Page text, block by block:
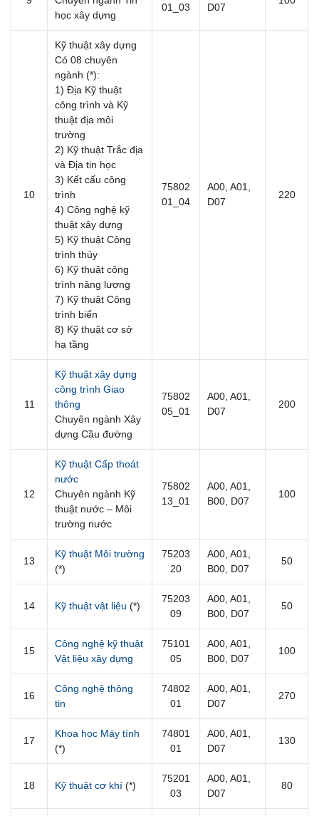
học xây dựng
01_03 D07
10
Kỹ thuật xây dựng
Có 08 chuyên
ngành (*):
1) Địa Kỹ thuật
công trình và Kỹ
thuật địa môi
trường
2) Kỹ thuật Trắc địa
và Địa tin học
3) Kết cấu công
trình
4) Công nghệ kỹ
thuật xây dựng
5) Kỹ thuật Công
trình thủy
6) Kỹ thuật công
trình năng lượng
7) Kỹ thuật Công
trình biển
8) Kỹ thuật cơ sở
hạ tầng
75802
01_04
A00, A01,
D07
220
11
Kỹ thuật xây dựng
công trình Giao
thông
Chuyên ngành Xây
dựng Cầu đường
75802
05_01
A00, A01,
D07
200
12
Kỹ thuật Cấp thoát
nước
Chuyên ngành Kỹ
thuật nước – Môi
trường nước
75802
13_01
A00, A01,
B00, D07
100
13
Kỹ thuật Môi trường
(*)
75203
20
A00, A01,
B00, D07
50
14 Kỹ thuật vật liệu (*)
75203
09
A00, A01,
B00, D07
50
15
Công nghệ kỹ thuật
Vật liệu xây dựng
75101
05
A00, A01,
B00, D07
100
16
Công nghệ thông
tin
74802
01
A00, A01,
D07
270
17
Khoa học Máy tính
(*)
74801
01
A00, A01,
D07
130
18 Kỹ thuật cơ khí (*)
75201
03
A00, A01,
D07
80